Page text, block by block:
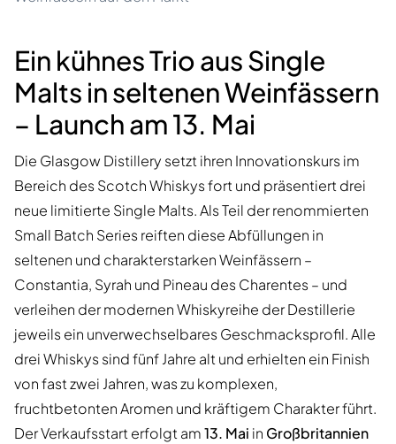
Ein kühnes Trio aus Single
Malts in seltenen Weinfässern
– Launch am 13. Mai
Die Glasgow Distillery setzt ihren Innovationskurs im
Bereich des Scotch Whiskys fort und präsentiert drei
neue limitierte Single Malts. Als Teil der renommierten
Small Batch Series reiften diese Abfüllungen in
seltenen und charakterstarken Weinfässern –
Constantia, Syrah und Pineau des Charentes – und
verleihen der modernen Whiskyreihe der Destillerie
jeweils ein unverwechselbares Geschmacksprofil. Alle
drei Whiskys sind fünf Jahre alt und erhielten ein Finish
von fast zwei Jahren, was zu komplexen,
fruchtbetonten Aromen und kräftigem Charakter führt.
Der Verkaufsstart erfolgt am13. Mai in Großbritannien